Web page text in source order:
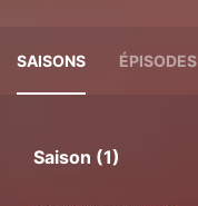
SAISONS ÉPISODES
Saison (1)